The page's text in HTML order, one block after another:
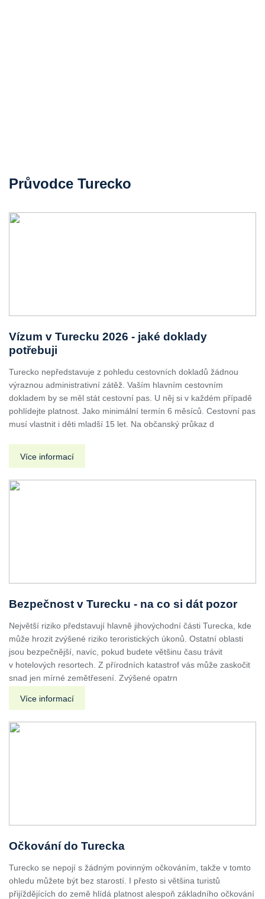
Průvodce Turecko
Vízum v Turecku 2026 - jaké doklady
potřebuji
Turecko nepředstavuje z pohledu cestovních dokladů žádnou
výraznou administrativní zátěž. Vaším hlavním cestovním
dokladem by se měl stát cestovní pas. U něj si v každém případě
pohlídejte platnost. Jako minimální termín 6 měsíců. Cestovní pas
musí vlastnit i děti mladší 15 let. Na občanský průkaz d
Více informací
Bezpečnost v Turecku - na co si dát pozor
Největší riziko představují hlavně jihovýchodní části Turecka, kde
může hrozit zvýšené riziko teroristických úkonů. Ostatní oblasti
jsou bezpečnější, navíc, pokud budete většinu času trávit
v hotelových resortech. Z přírodních katastrof vás může zaskočit
snad jen mírné zemětřesení. Zvýšené opatrn
Více informací
Očkování do Turecka
Turecko se nepojí s žádným povinným očkováním, takže v tomto
ohledu můžete být bez starostí. I přesto si většina turistů
přijíždějících do země hlídá platnost alespoň základního očkování